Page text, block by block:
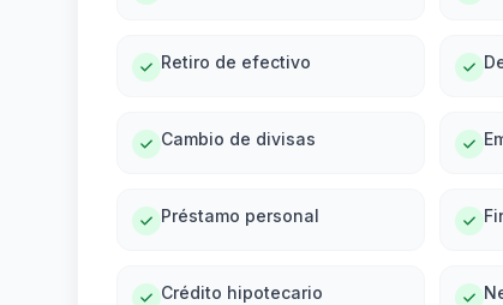
Retiro de efectivo
Cambio de divisas
Préstamo personal
Crédito hipotecario